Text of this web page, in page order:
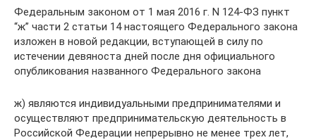
Федеральным законом от 1 мая 2016 г. N 124-ФЗ пункт
“ж” части 2 статьи 14 настоящего Федерального закона
изложен в новой редакции, вступающей в силу по
истечении девяноста дней после дня официального
опубликования названного Федерального закона
ж) являются индивидуальными предпринимателями и
осуществляют предпринимательскую деятельность в
Российской Федерации непрерывно не менее трех лет,